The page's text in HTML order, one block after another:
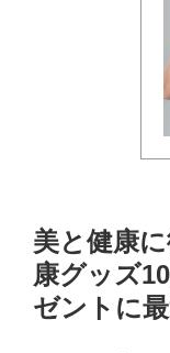
美と健康
康グッズ
ゼントに